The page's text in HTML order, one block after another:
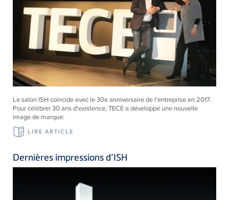
Le salon ISH coïncide avec le 30e anniversaire de l'entreprise en 2017.
Pour célébrer 30 ans d'existence, TECE a développé une nouvelle
image de marque:
LIRE ARTICLE
Dernières impressions d’ISH